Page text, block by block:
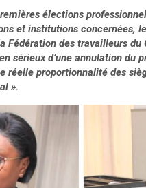
élections
et institutions concernées,
des travailleurs du
sérieux d’une annulation du
réelle proportionnalité des
».